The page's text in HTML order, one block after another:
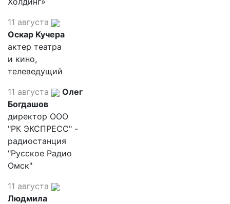
11 августа
Оскар Кучера
актер театра
и кино,
телеведущий
11 августа
Олег
Богдашов
директор ООО
"РК ЭКСПРЕСС" -
радиостанция
"Русское Радио
Омск"
11 августа
Людмила